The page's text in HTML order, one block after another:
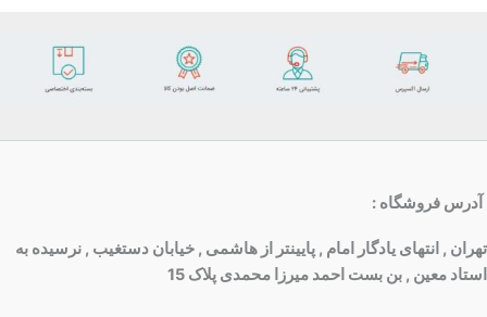
آدرس فروشگاه :
تهران , انتهای یادگار امام , پایینتر از هاشمی , خیابان دستغیب , نرسیده به
استاد معین , بن بست احمد میرزا محمدی پلاک 15